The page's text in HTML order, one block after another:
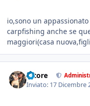
io,sono un
carpfishing anche se
maggiori(casa
tatore
Inviato: 17 Dicembre